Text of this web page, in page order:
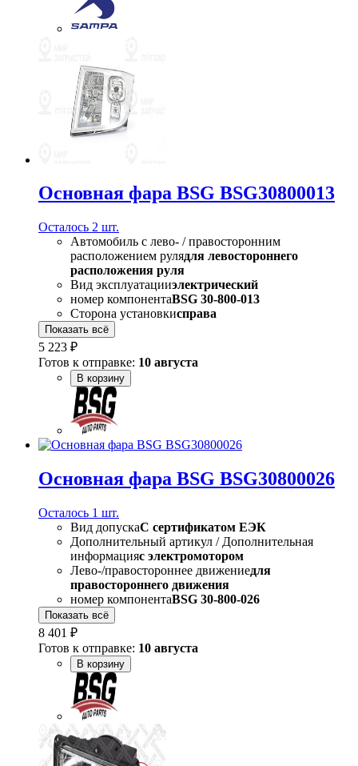
Основная фара BSG BSG30800013
Осталось 2 шт.
Автомобиль с лево- / правосторонним
расположением рулядля левостороннего
расположения руля
Вид эксплуатацииэлектрический
номер компонентаBSG 30-800-013
Сторона установкисправа
Показать всё
5 223 ₽
Готов к отправке: 10 августа
В корзину
Основная фара BSG BSG30800026
Осталось 1 шт.
Вид допускаC сертификатом ЕЭК
Дополнительный артикул / Дополнительная
информацияс электромотором
Лево-/правостороннее движениедля
правостороннего движения
номер компонентаBSG 30-800-026
Показать всё
8 401 ₽
Готов к отправке: 10 августа
В корзину